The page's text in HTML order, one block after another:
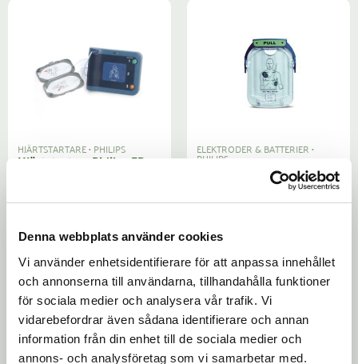
Denna webbplats använder cookies
Vi använder enhetsidentifierare för att anpassa innehållet
och annonserna till användarna, tillhandahålla funktioner
för sociala medier och analysera vår trafik. Vi
vidarebefordrar även sådana identifierare och annan
information från din enhet till de sociala medier och
annons- och analysföretag som vi samarbetar med.
HJÄRTSTARTARE•PHILIPS
Hjärtstartare Philips FRx
ELEKTRODER & BATTERIER•
PHILIPS
Philips HS1, Pads vuxen
ELEKTRODER & BATTERIER• ELEKTRODER & BATTERIER